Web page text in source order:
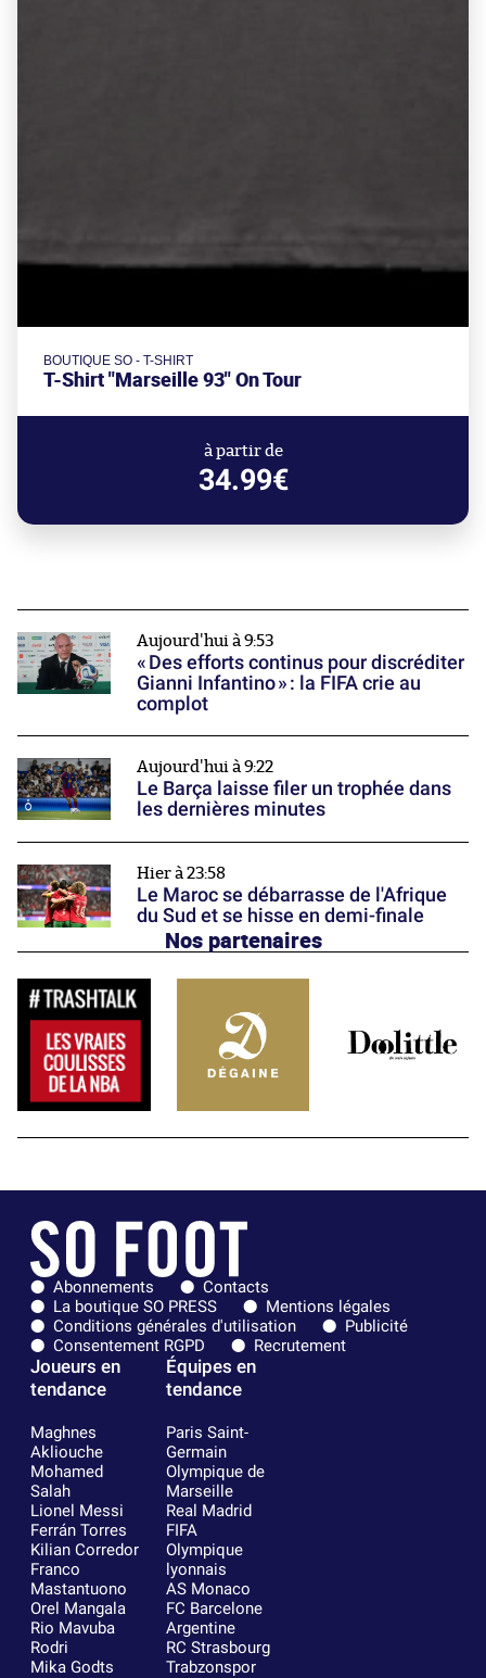
BOUTIQUE SO - T-SHIRT
T-Shirt "Marseille 93" On Tour
à partir de
34.99€
Aujourd'hui à 9:53
« Des efforts continus pour discréditer
Gianni Infantino » : la FIFA crie au
complot
Aujourd'hui à 9:22
Le Barça laisse filer un trophée dans
les dernières minutes
Hier à 23:58
Le Maroc se débarrasse de l'Afrique
du Sud et se hisse en demi-finale
Nos partenaires
Abonnements
Contacts
La boutique SO PRESS
Mentions légales
Conditions générales d'utilisation
Publicité
Consentement RGPD
Recrutement
Joueurs en
tendance
Maghnes
Akliouche
Mohamed
Salah
Lionel Messi
Ferrán Torres
Kilian Corredor
Franco
Mastantuono
Orel Mangala
Rio Mavuba
Rodri
Mika Godts
Équipes en
tendance
Paris Saint-
Germain
Olympique de
Marseille
Real Madrid
FIFA
Olympique
lyonnais
AS Monaco
FC Barcelone
Argentine
RC Strasbourg
Trabzonspor